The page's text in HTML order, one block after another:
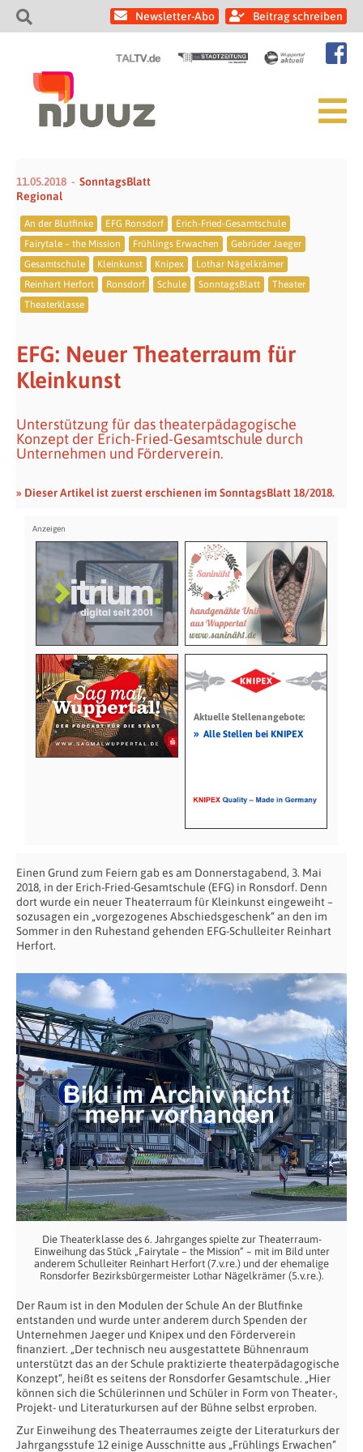
Newsletter-Abo Beitrag schreiben
11.05.2018
SonntagsBlatt
Regional
An der Blutfinke EFG Ronsdorf
Erich-Fried-Gesamtschule
Fairytale – the Mission
Frühlings Erwachen
Gebrüder Jaeger
Gesamtschule
Kleinkunst Knipex
Lothar Nägelkrämer
Reinhart Herfort
Ronsdorf Schule SonntagsBlatt
Theater
Theaterklasse
EFG: Neuer Theaterraum für
Kleinkunst
Unterstützung für das theaterpädagogische
Konzept der Erich-Fried-Gesamtschule durch
Unternehmen und Förderverein.
» Dieser Artikel ist zuerst erschienen im SonntagsBlatt 18/2018.
Aktuelle Stellenangebote:
» Alle Stellen bei KNIPEX
Einen Grund zum Feiern gab es am Donnerstagabend, 3. Mai
2018, in der Erich-Fried-Ge­samtschule (EFG) in Ronsdorf. Denn
dort wurde ein neuer Theaterraum für Kleinkunst eingeweiht –
sozusagen ein „vorgezogenes Abschiedsgeschenk“ an den im
Sommer in den Ruhestand gehenden EFG-Schulleiter Reinhart
Herfort.
Die Theaterklasse des 6. Jahrganges spielte zur Theaterraum-
Einweihung das Stück „Fairytale – the Mission“ – mit im Bild unter
anderem Schulleiter Reinhart Herfort (7.v.re.) und der ehemalige
Ronsdorfer Bezirksbürgermeister Lothar Nägelkrämer (5.v.re.).
Der Raum ist in den Modulen der Schule An der Blutfinke
entstanden und wurde unter anderem durch Spenden der
Unternehmen Jaeger und Knipex und den Förderverein
finanziert. „Der technisch neu ausgestattete Bühnenraum
unterstützt das an der Schule praktizierte theaterpädagogische
Konzept“, heißt es seitens der Ronsdorfer Gesamtschule. „Hier
können sich die Schülerinnen und Schüler in Form von Theater-,
Projekt- und Literaturkursen auf der Bühne selbst erproben.
Zur Einweihung des Theaterraumes zeigte der Literaturkurs der
Jahrgangsstufe 12 einige Ausschnitte aus „Frühlings Erwachen“